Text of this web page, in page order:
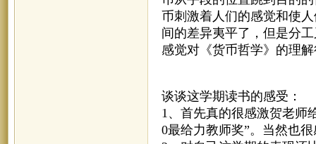
币刺激着人们的感觉和使
间的差异夷平了，但是分
感觉对《货币哲学》的理
谈谈这学期读书的感受：
1、首先真的很感激贺老师
0最给力教师奖”。当然也